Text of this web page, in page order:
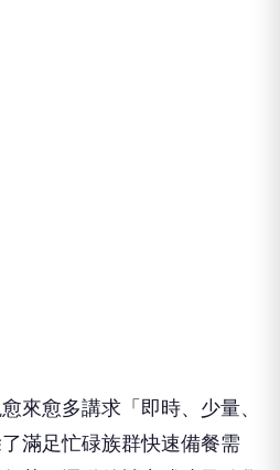
來愈多講求「即時、少量、
滿足忙碌族群快速備餐需